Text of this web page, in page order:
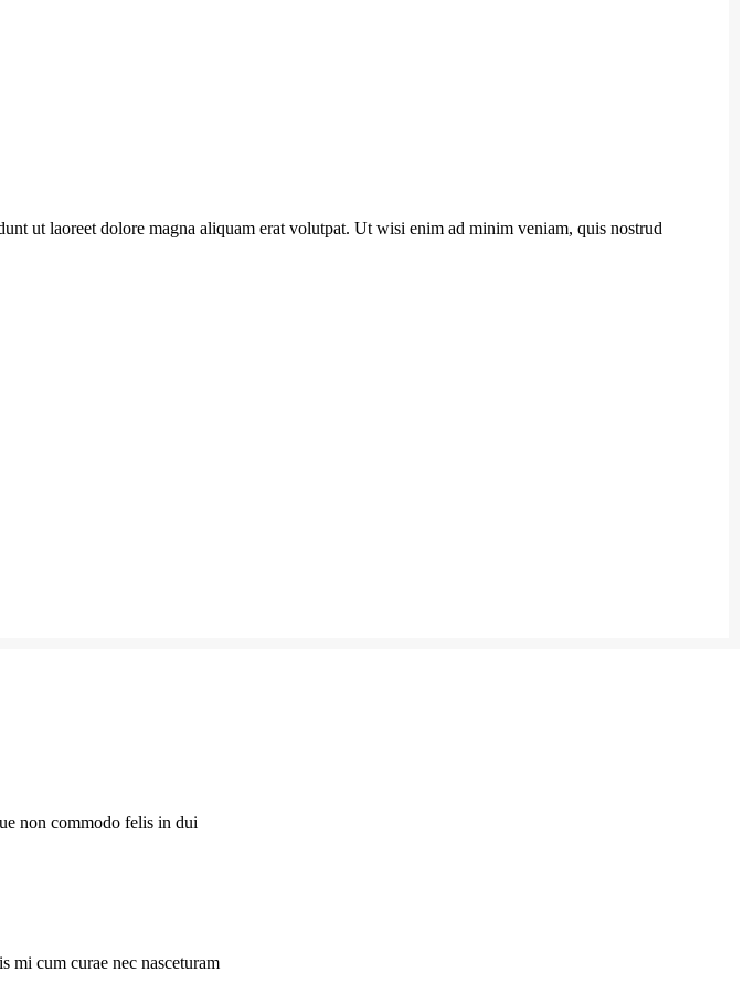
ut laoreet dolore magna aliquam erat volutpat. Ut wisi enim ad minim veniam, quis nostrud
non commodo felis in dui
mi cum curae nec nasceturam